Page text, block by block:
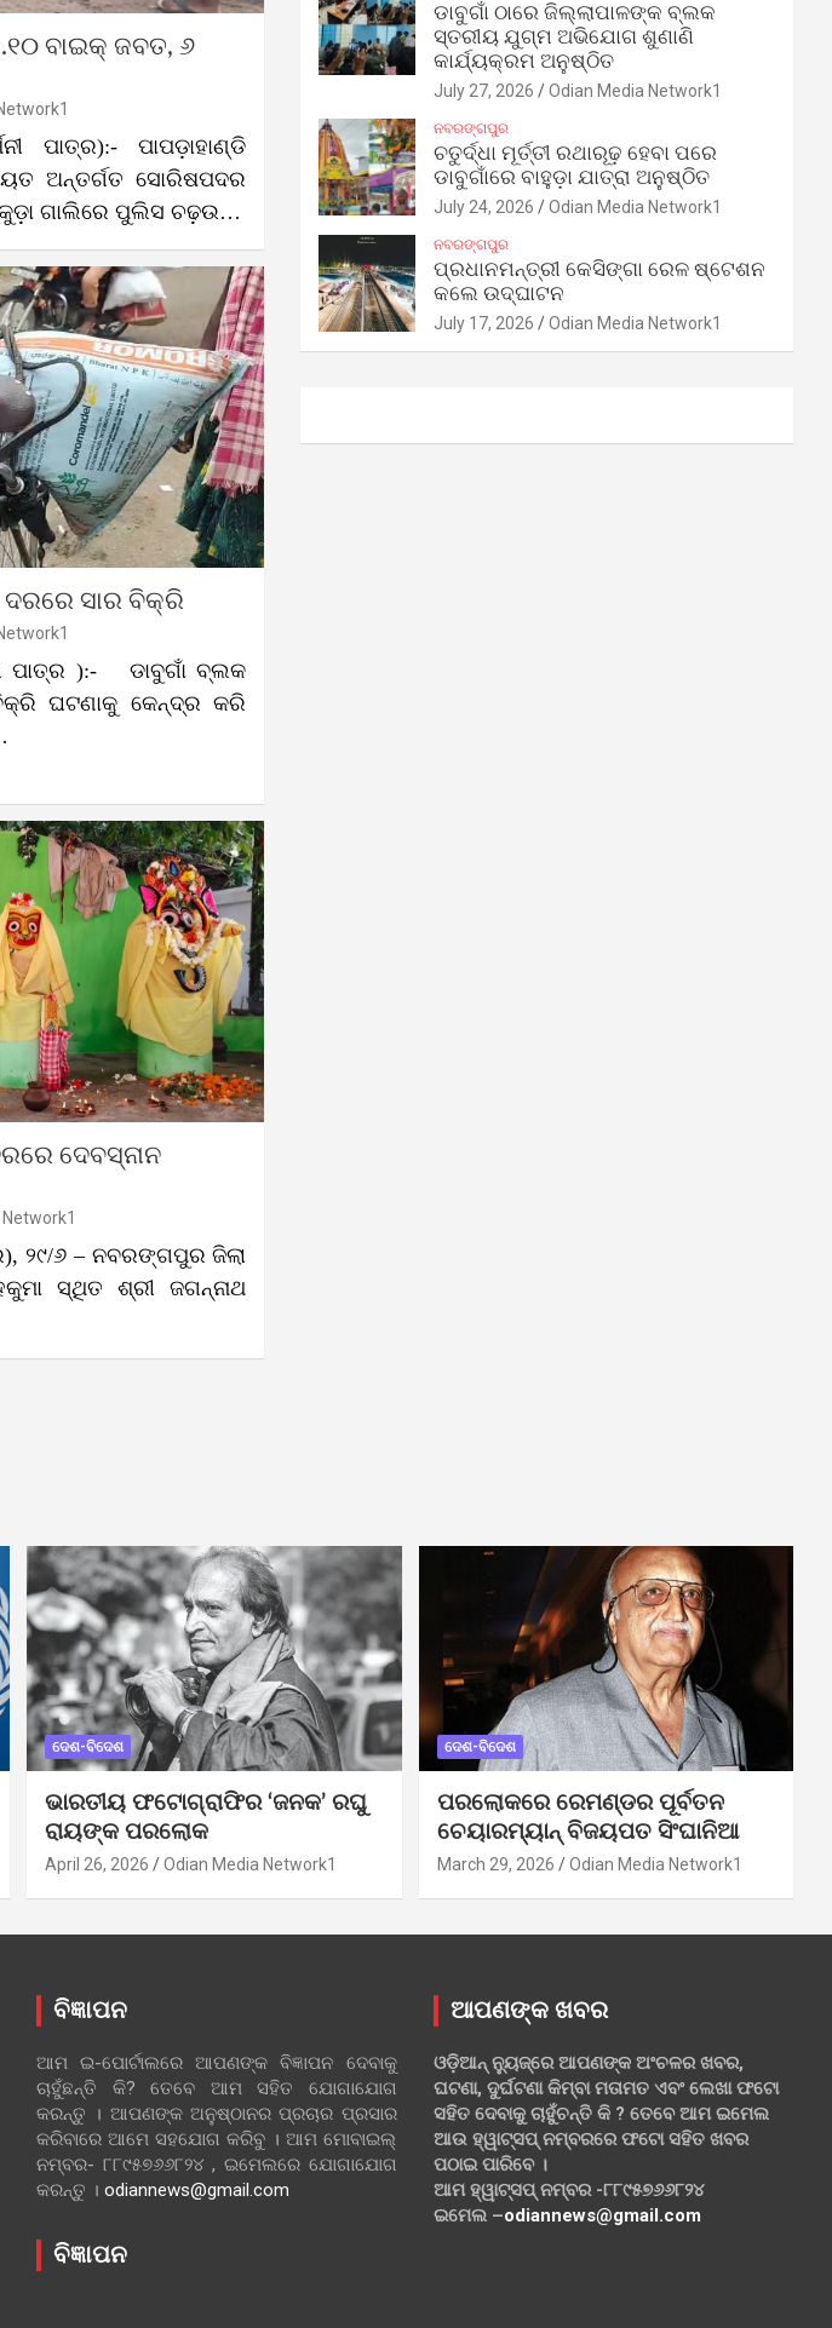
ବାଇକ୍ ଜବତ, ୬
ପାତ୍ର):- ପାପଡ଼ାହାଣ୍ଡି
ଅନ୍ତର୍ଗତ ସୋରିଷପଦର
ଗାଲିରେ ପୁଲିସ ଚଢ଼ଉ…
ଦରରେ ସାର ବିକ୍ରି
ପାତ୍ର ):- ଡାବୁଗାଁ ବ୍ଲକ
ଘଟଣାକୁ କେନ୍ଦ୍ର କରି
ଦେବସ୍ନାନ
୨୯/୬ – ନବରଙ୍ଗପୁର ଜିଲା
ସ୍ଥିତ ଶ୍ରୀ ଜଗନ୍ନାଥ
ଡାବୁଗାଁ ଠାରେ ଜିଲ୍ଲାପାଳଙ୍କ ବ୍ଲକ
ସ୍ତରୀୟ ଯୁଗ୍ମ ଅଭିଯୋଗ ଶୁଣାଣି
କାର୍ଯ୍ୟକ୍ରମ ଅନୁଷ୍ଠିତ
July 27, 2026 Odian Media Network1
ନବରଙ୍ଗପୁର
ଚତୁର୍ଦ୍ଧା ମୂର୍ତ୍ତୀ ରଥାରୂଢ଼ ହେବା ପରେ
ଡାବୁଗାଁରେ ବାହୁଡ଼ା ଯାତ୍ରା ଅନୁଷ୍ଠିତ
July 24, 2026 Odian Media Network1
ନବରଙ୍ଗପୁର
ପ୍ରଧାନମନ୍ତ୍ରୀ କେସିଙ୍ଗା ରେଳ ଷ୍ଟେଶନ
କଲେ ଉଦ୍‌ଘାଟନ
July 17, 2026 Odian Media Network1
ଦେଶ-ବିଦେଶ
ଭାରତୀୟ ଫଟୋଗ୍ରାଫିର ‘ଜନକ’ ରଘୁ
ରାୟଙ୍କ ପରଲୋକ
April 26, 2026 Odian Media Network1
ଦେଶ-ବିଦେଶ
ପରଲୋକରେ ରେମଣ୍ଡର ପୂର୍ବତନ
ଚେୟାରମ୍ୟାନ୍ ବିଜୟପତ ସିଂଘାନିଆ
March 29, 2026 Odian Media Network1
ବିଜ୍ଞାପନ
ଆମ ଇ-ପୋର୍ଟାଲରେ ଆପଣଙ୍କ ବିଜ୍ଞାପନ ଦେବାକୁ
ଚାହୁଁଛନ୍ତି କି? ତେବେ ଆମ ସହିତ ଯୋଗାଯୋଗ
କରନ୍ତୁ । ଆପଣଙ୍କ ଅନୁଷ୍ଠାନର ପ୍ରଚାର ପ୍ରସାର
କରିବାରେ ଆମେ ସହଯୋଗ କରିବୁ । ଆମ ମୋବାଇଲ୍
ନମ୍ବର- ୮୮୯୫୭୬୬୮୨୪ , ଇମେଲରେ ଯୋଗାଯୋଗ
କରନ୍ତୁ । odiannews@gmail.com
ବିଜ୍ଞାପନ
ଆପଣଙ୍କ ଖବର
ଓଡ଼ିଆନ୍ ନ୍ୟୁଜ୍‌ରେ ଆପଣଙ୍କ ଅଂଚଳର ଖବର,
ଘଟଣା, ଦୁର୍ଘଟଣା କିମ୍ବା ମତାମତ ଏବଂ ଲେଖା ଫଟୋ
ସହିତ ଦେବାକୁ ଚାହୁଁଚନ୍ତି କି ? ତେବେ ଆମ ଇମେଲ
ଆଉ ହ୍ୱାଟ୍‌ସପ୍ ନମ୍ବରରେ ଫଟୋ ସହିତ ଖବର
ପଠାଇ ପାରିବେ ।
ଆମ ହ୍ୱାଟ୍‌ସପ୍ ନମ୍ବର -୮୮୯୫୭୬୬୮୨୪
ଇମେଲ –odiannews@gmail.com